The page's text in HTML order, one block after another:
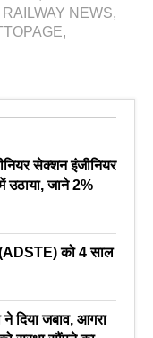
RAILWAY NEWS,
,
सेक्शन इंजीनियर
उठाया, जाने 2%
(ADSTE) को 4 साल
दिया जबाव, आगरा